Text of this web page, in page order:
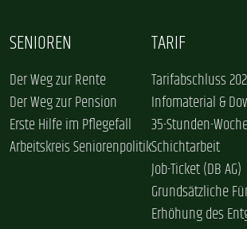
SENIOREN
Der Weg zur Rente
Der Weg zur Pension
Erste Hilfe im Pflegefall
Arbeitskreis Seniorenpolitik
TARIF
Tarifabschluss
Infomaterial &
35-Stunden-
Schichtarbeit
Job-Ticket (DB AG)
Grundsätzliche
Erhöhung des